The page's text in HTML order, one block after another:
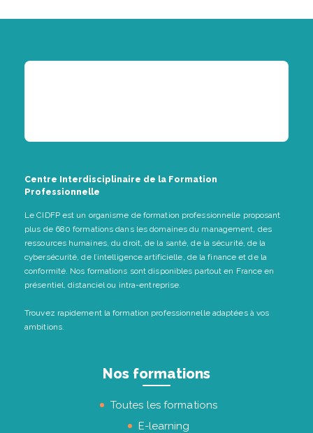
Centre Interdisciplinaire de la Formation
Professionnelle
Le CIDFP est un organisme de formation professionnelle proposant
plus de 680 formations dans les domaines du management, des
ressources humaines, du droit, de la santé, de la sécurité, de la
cybersécurité, de l’intelligence artificielle, de la finance et de la
conformité. Nos formations sont disponibles partout en France en
présentiel, distanciel ou intra-entreprise.
Trouvez rapidement la formation professionnelle adaptées à vos
ambitions.
Nos formations
Toutes les formations
E-learning